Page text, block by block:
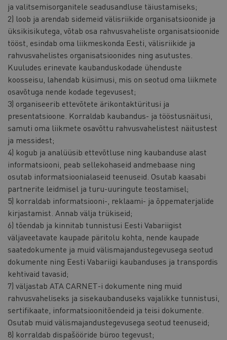
ja valitsemisorganitele seadusandluse täiustamiseks;
2) loob ja arendab sidemeid välisriikide organisatsioonide ja
üksikisikutega, võtab osa rahvusvaheliste organisatsioonide
tööst, esindab oma liikmeskonda Eesti, välisriikide ja
rahvusvahelistes organisatsioonides ning asutustes.
Kuuludes erinevate kaubanduskodade ühenduste
koosseisu, lahendab küsimusi, mis on seotud oma liikmete
osavõtuga nende kodade tegevusest;
3) organiseerib ettevõtete ärikontaktüritusi ja
presentatsioone. Korraldab kaubandus- ja tööstusnäitusi,
samuti oma liikmete osavõttu rahvusvahelistest näitustest
ja messidest;
4) kogub ja analüüsib ettevõtluse ning kaubanduse alast
informatsiooni, peab sellekohaseid andmebaase ning
osutab informatsioonialaseid teenuseid. Osutab kaasabi
partnerite leidmisel ja turu-uuringute teostamisel;
5) korraldab informatsiooni-, reklaami- ja õppematerjalide
kirjastamist. Annab välja trükiseid;
6) tõendab ja kinnitab tunnistusi Eesti Vabariigist
väljaveetavate kaupade päritolu kohta, nende kaupade
saatedokumente ja muid välismajandustegevusega seotud
dokumente ning Eesti Vabariigi kaubanduses ja transpordis
kehtivaid tavasid;
7) väljastab ATA CARNET-i dokumente ning muid
rahvusvaheliseks ja sisekaubanduseks vajalikke tunnistusi,
sertifikaate, informatsioonitõendeid ja teisi dokumente.
Osutab muid välismajandustegevusega seotud teenuseid;
8) korraldab dispašööride büroo tegevust;